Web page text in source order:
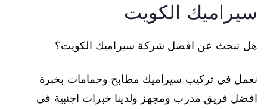
سيراميك الكويت
هل تبحث عن افضل شركة سيراميك الكويت؟
نعمل في تركيب سيراميك مطابخ وحمامات بخبرة
افضل فريق مدرب ومجهز ولدينا خبرات اجنبية في